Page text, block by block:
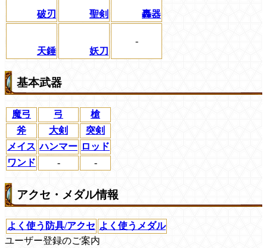
破刃 聖剣 轟器
天錘 妖刀
-
基本武器
魔弓 弓
槍
斧
大剣
突剣
メイス ハンマー ロッド
ワンド
- -
アクセ・メダル情報
よく使う防具/アクセ よく使うメダル
ユーザー登録のご案内